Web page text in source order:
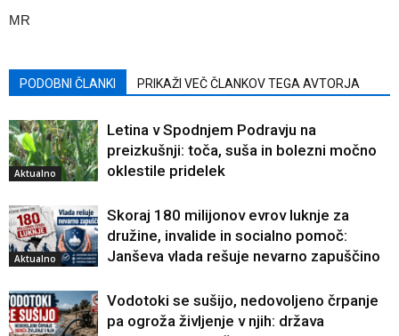
MR
PODOBNI ČLANKI PRIKAŽI VEČ ČLANKOV TEGA AVTORJA
Aktualno
Letina v Spodnjem Podravju na
preizkušnji: toča, suša in bolezni močno
oklestile pridelek
Aktualno
Skoraj 180 milijonov evrov luknje za
družine, invalide in socialno pomoč:
Janševa vlada rešuje nevarno zapuščino
Vodotoki se sušijo, nedovoljeno črpanje
pa ogroža življenje v njih: država